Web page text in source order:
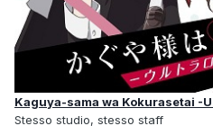
Kaguya-sama wa Kokurasetai -
Stesso studio, stesso staff